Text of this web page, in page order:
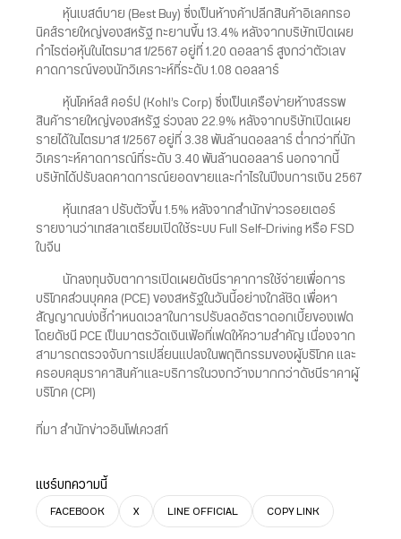
หุ้นเบสต์บาย (Best Buy) ซึ่งเป็นห้างค้าปลีกสินค้าอิเลคทรอ
นิคส์รายใหญ่ของสหรัฐ ทะยานขึ้น 13.4% หลังจากบริษัทเปิดเผย
กำไรต่อหุ้นในไตรมาส 1/2567 อยู่ที่ 1.20 ดอลลาร์ สูงกว่าตัวเลข
คาดการณ์ของนักวิเคราะห์ที่ระดับ 1.08 ดอลลาร์
หุ้นโคห์ลส์ คอร์ป (Kohl’s Corp) ซึ่งเป็นเครือข่ายห้างสรรพ
สินค้ารายใหญ่ของสหรัฐ ร่วงลง 22.9% หลังจากบริษัทเปิดเผย
รายได้ในไตรมาส 1/2567 อยู่ที่ 3.38 พันล้านดอลลาร์ ต่ำกว่าที่นัก
วิเคราะห์คาดการณ์ที่ระดับ 3.40 พันล้านดอลลาร์ นอกจากนี้
บริษัทได้ปรับลดคาดการณ์ยอดขายและกำไรในปีงบการเงิน 2567
หุ้นเทสลา ปรับตัวขึ้น 1.5% หลังจากสำนักข่าวรอยเตอร์
รายงานว่าเทสลาเตรียมเปิดใช้ระบบ Full Self-Driving หรือ FSD
ในจีน
นักลงทุนจับตาการเปิดเผยดัชนีราคาการใช้จ่ายเพื่อการ
บริโภคส่วนบุคคล (PCE) ของสหรัฐในวันนี้อย่างใกล้ชิด เพื่อหา
สัญญาณบ่งชี้กำหนดเวลาในการปรับลดอัตราดอกเบี้ยของเฟด
โดยดัชนี PCE เป็นมาตรวัดเงินเฟ้อที่เฟดให้ความสำคัญ เนื่องจาก
สามารถตรวจจับการเปลี่ยนแปลงในพฤติกรรมของผู้บริโภค และ
ครอบคลุมราคาสินค้าและบริการในวงกว้างมากกว่าดัชนีราคาผู้
บริโภค (CPI)
ที่มา สำนักข่าวอินโฟเควสท์
แชร์บทความนี้
FACEBOOK X LINE OFFICIAL COPY LINK